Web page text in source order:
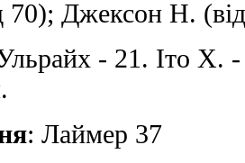
70); Джексон Н.
- 21. Іто Х.
: Лаймер 37